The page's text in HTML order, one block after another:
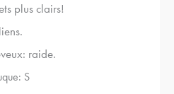
plus clairs!
raide.
S